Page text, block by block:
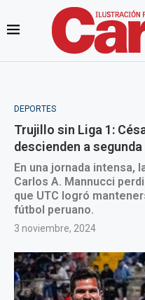
DEPORTES
Trujillo sin Liga 1:
descienden a segunda
En una jornada intensa,
Carlos A. Mannucci
que UTC logró
fútbol peruano.
3 noviembre, 2024